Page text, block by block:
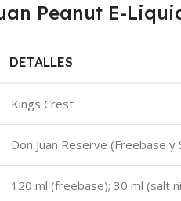
Peanut E-
DETALLES
Kings Crest
Don Juan Reserve (Freebase y
120 ml (freebase); 30 ml (salt